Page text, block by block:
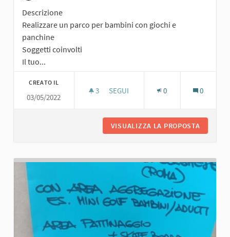
Descrizione
Realizzare un parco per bambini con giochi e
panchine
Soggetti coinvolti
Il tuo...
CREATO IL
03/05/2022
3 3 SOSTENITORI
SEGUI 0 0
VISUALIZZA LA PROPOSTA